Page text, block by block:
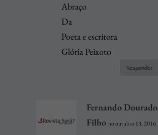
Abraço
Da
Poeta e escritora
Glória Peixoto
Responder
Fernando Dourado
Filho no outubro 13, 2016